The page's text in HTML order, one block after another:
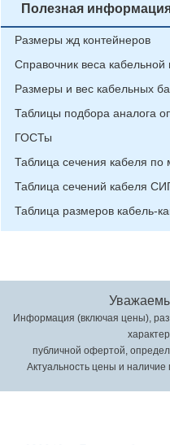
Полезная
Размеры жд контейнеров
Справочник веса кабельной
Размеры и вес кабельных
Таблицы подбора аналога
ГОСТы
Таблица сечения кабеля по
Таблица сечений кабеля
Таблица размеров кабель-
Информация (включая цены),
публичной офертой,
Актуальность цены и наличие